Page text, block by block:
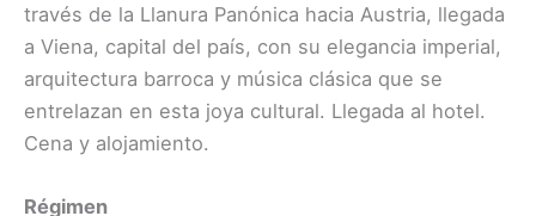
través de la Llanura Panónica hacia Austria, llegada
a Viena, capital del país, con su elegancia imperial,
arquitectura barroca y música clásica que se
entrelazan en esta joya cultural. Llegada al hotel.
Cena y alojamiento.
Régimen